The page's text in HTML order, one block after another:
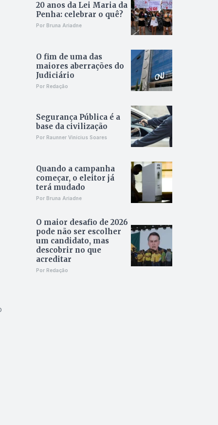
20 anos da Lei Maria da
Penha: celebrar o quê?
Por Bruna Ariadne
O fim de uma das
maiores aberrações do
Judiciário
Por Redação
Segurança Pública é a
base da civilização
Por Raunner Vinícius Soares
Quando a campanha
começar, o eleitor já
terá mudado
Por Bruna Ariadne
O maior desafio de 2026
pode não ser escolher
um candidato, mas
descobrir no que
acreditar
Por Redação